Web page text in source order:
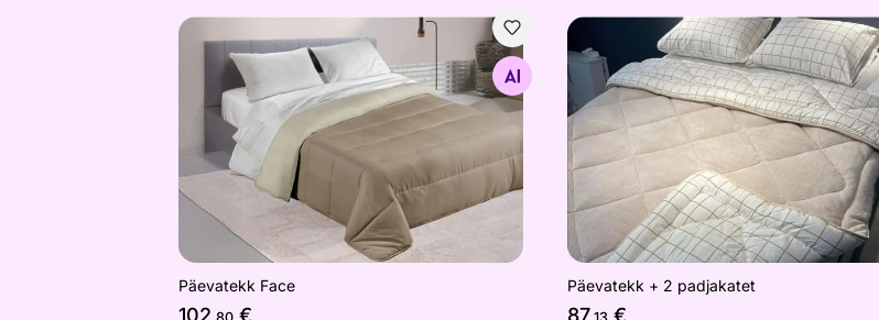
Päevatekk Face
Otsi sarnaseid
Päevatekk Face
Päevatekk + 2 padjakatet
Otsi sarnaseid
Päevatekk + 2 padjakatet